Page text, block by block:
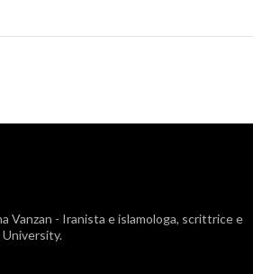
Vanzan - Iranista e islamologa, scrittrice e